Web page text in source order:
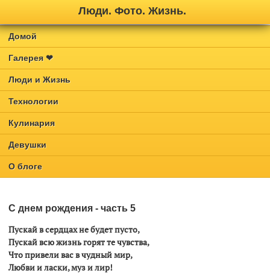
Люди. Фото. Жизнь.
Домой
Галерея ❤
Люди и Жизнь
Технологии
Кулинария
Девушки
О блоге
С днем рождения - часть 5
Пускай в сердцах не будет пусто,
Пускай всю жизнь горят те чувства,
Что привели вас в чудный мир,
Любви и ласки, муз и лир!